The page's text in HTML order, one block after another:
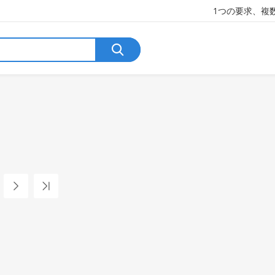
1つの要求、複
